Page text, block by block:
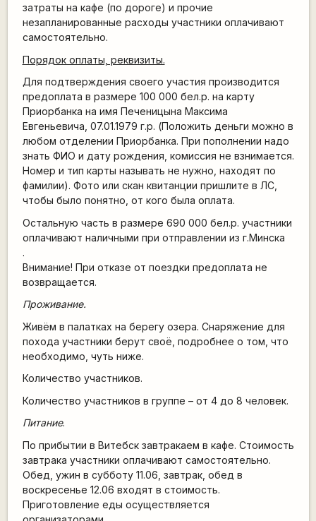
затраты на кафе (по дороге) и прочие
незапланированные расходы участники оплачивают
самостоятельно.
Порядок оплаты, реквизиты.
Для подтверждения своего участия производится
предоплата в размере 100 000 бел.р. на карту
Приорбанка на имя Печеницына Максима
Евгеньевича, 07.01.1979 г.р. (Положить деньги можно в
любом отделении Приорбанка. При пополнении надо
знать ФИО и дату рождения, комиссия не взнимается.
Номер и тип карты называть не нужно, находят по
фамилии). Фото или скан квитанции пришлите в ЛС,
чтобы было понятно, от кого была оплата.
Остальную часть в размере 690 000 бел.р. участники
оплачивают наличными при отправлении из г.Минска
.
Внимание! При отказе от поездки предоплата не
возвращается.
Проживание.
Живём в палатках на берегу озера. Снаряжение для
похода участники берут своё, подробнее о том, что
необходимо, чуть ниже.
Количество участников.
Количество участников в группе – от 4 до 8 человек.
Питание.
По прибытии в Витебск завтракаем в кафе. Стоимость
завтрака участники оплачивают самостоятельно.
Обед, ужин в субботу 11.06, завтрак, обед в
воскресенье 12.06 входят в стоимость.
Приготовление еды осуществляется